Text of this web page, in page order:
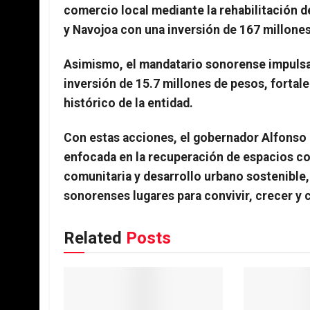
comercio local mediante la rehabilitación
y Navojoa con una inversión de 167
Asimismo, el mandatario sonorense
inversión de 15.7 millones de pesos,
histórico de la entidad.
Con estas acciones, el gobernador
enfocada en la recuperación de espacios
comunitaria y desarrollo urbano
sonorenses lugares para convivir, crecer y
Related Posts